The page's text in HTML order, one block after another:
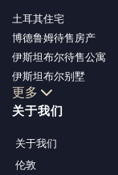
土耳其住宅
博德鲁姆待售房产
伊斯坦布尔待售公寓
伊斯坦布尔别墅
博德鲁姆别墅
安塔利亚待售公寓
更多
关于我们
关于我们
伦敦